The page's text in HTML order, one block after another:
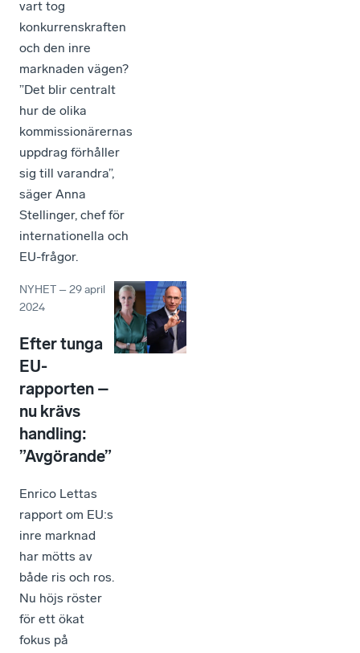
vart tog
konkurrenskraften
och den inre
marknaden vägen?
”Det blir centralt
hur de olika
kommissionärernas
uppdrag förhåller
sig till varandra”,
säger Anna
Stellinger, chef för
internationella och
EU-frågor.
NYHET –29 april
2024
Efter tunga
EU-
rapporten –
nu krävs
handling:
”Avgörande”
Enrico Lettas
rapport om EU:s
inre marknad
har mötts av
både ris och ros.
Nu höjs röster
för ett ökat
fokus på